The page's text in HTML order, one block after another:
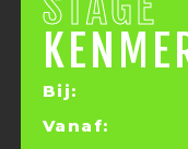
Bij:
Vanaf: